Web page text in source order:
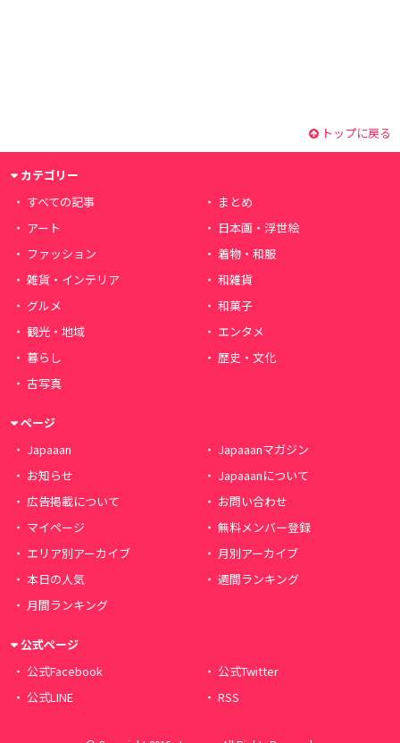
トップに戻る
カテゴリー
すべての記事
まとめ
アート
日本画・浮世絵
ファッション
着物・和服
雑貨・インテリア
和雑貨
グルメ
和菓子
観光・地域
エンタメ
暮らし
歴史・文化
古写真
ページ
Japaaan
Japaaanマガジン
お知らせ
Japaaanについて
広告掲載について
お問い合わせ
マイページ
無料メンバー登録
エリア別アーカイブ
月別アーカイブ
本日の人気
週間ランキング
月間ランキング
公式ページ
公式Facebook
公式Twitter
公式LINE
RSS